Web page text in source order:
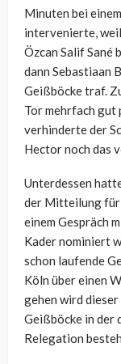
Minuten bei
intervenierte,
Özcan Salif Sané
dann Sebastiaan
Geißböcke traf.
Tor mehrfach gut
verhinderte der
Hector noch das
Unterdessen
der Mitteilung für
einem Gespräch
Kader nominiert
schon laufende
Köln über einen
gehen wird
Geißböcke in der
Relegation